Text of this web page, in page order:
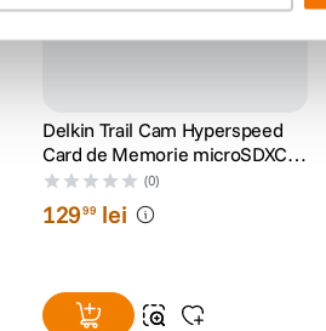
Delkin Trail Cam Hyperspeed
Card de Memorie microSDXC
32GB R100/W75 (V30)
(0)
12999 lei